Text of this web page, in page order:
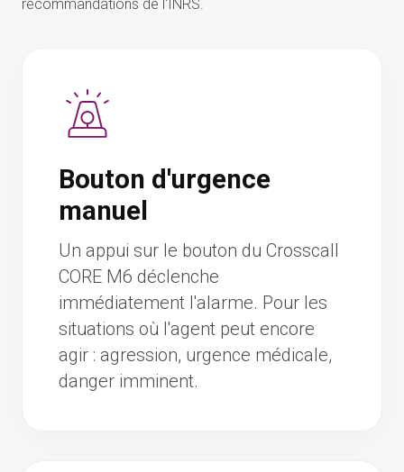
recommandations de l'INRS.
Bouton d'urgence
manuel
Un appui sur le bouton du Crosscall
CORE M6 déclenche
immédiatement l'alarme. Pour les
situations où l'agent peut encore
agir : agression, urgence médicale,
danger imminent.